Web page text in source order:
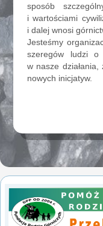
sposób
i wartościami
i dalej wnosi
Jesteśmy
szeregów ludzi o
w nasze
nowych inicjatyw.